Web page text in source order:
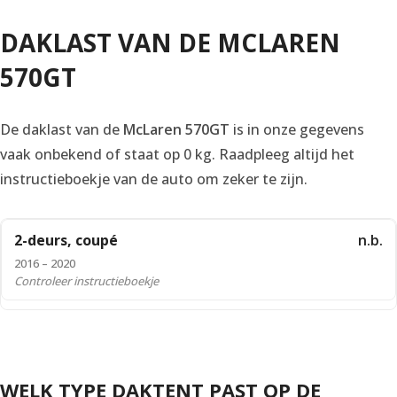
DAKLAST VAN DE MCLAREN
570GT
De daklast van de McLaren 570GT is in onze gegevens
vaak onbekend of staat op 0 kg. Raadpleeg altijd het
instructieboekje van de auto om zeker te zijn.
2-deurs, coupé
2016 – 2020
n.b.
Controleer instructieboekje
WELK TYPE DAKTENT PAST OP DE